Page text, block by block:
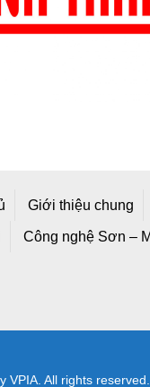
Giới thiệu chung
Công nghệ Sơn –
VPIA. All rights